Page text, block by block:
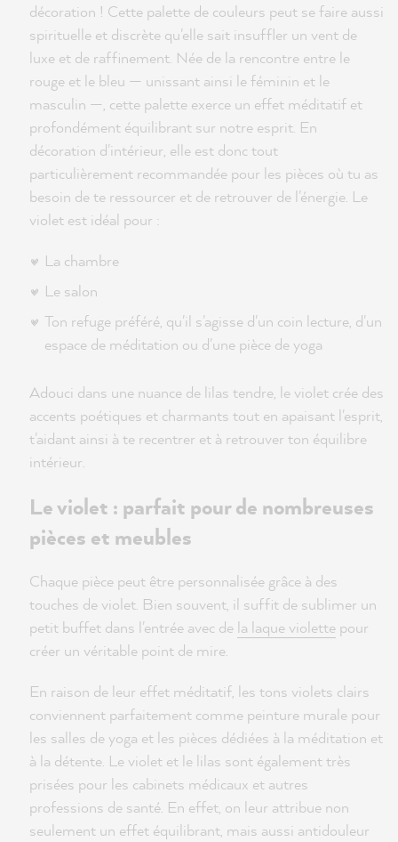
décoration ! Cette palette de couleurs peut se faire aussi
spirituelle et discrète qu'elle sait insuffler un vent de
luxe et de raffinement. Née de la rencontre entre le
rouge et le bleu — unissant ainsi le féminin et le
masculin —, cette palette exerce un effet méditatif et
profondément équilibrant sur notre esprit. En
décoration d'intérieur, elle est donc tout
particulièrement recommandée pour les pièces où tu as
besoin de te ressourcer et de retrouver de l'énergie. Le
violet est idéal pour :
La chambre
Le salon
Ton refuge préféré, qu'il s'agisse d'un coin lecture, d'un
espace de méditation ou d'une pièce de yoga
Adouci dans une nuance de lilas tendre, le violet crée des
accents poétiques et charmants tout en apaisant l'esprit,
t'aidant ainsi à te recentrer et à retrouver ton équilibre
intérieur.
Le violet : parfait pour de nombreuses
pièces et meubles
Chaque pièce peut être personnalisée grâce à des
touches de violet. Bien souvent, il suffit de sublimer un
petit buffet dans l'entrée avec de la laque violette pour
créer un véritable point de mire.
En raison de leur effet méditatif, les tons violets clairs
conviennent parfaitement comme peinture murale pour
les salles de yoga et les pièces dédiées à la méditation et
à la détente. Le violet et le lilas sont également très
prisées pour les cabinets médicaux et autres
professions de santé. En effet, on leur attribue non
seulement un effet équilibrant, mais aussi antidouleur